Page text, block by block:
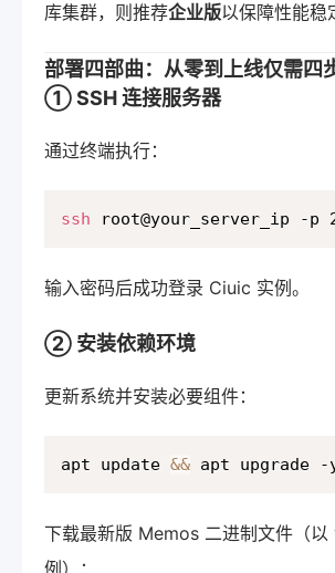
库集群，则推荐企业版以保障性能稳
部署四部曲：从零到上线仅需四
① SSH 连接服务器
通过终端执行：
ssh root@your_server_ip -p
输入密码后成功登录 Ciuic 实例。
② 安装依赖环境
更新系统并安装必要组件：
apt update && apt upgrade -
下载最新版 Memos 二进制文件（以